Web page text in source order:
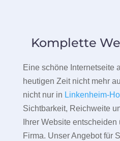
Komplette
Eine schöne Internetseite
heutigen Zeit nicht mehr
nicht nur in Linkenheim-
Sichtbarkeit, Reichweite
Ihrer Website
Firma. Unser Angebot für